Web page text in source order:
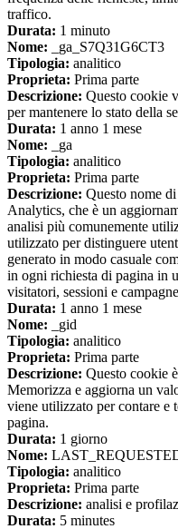
traffico.
Durata: 1 minuto
Nome: _ga_S7Q31G6CT3
Tipologia: analitico
Proprieta: Prima parte
Descrizione: Questo cookie
per mantenere lo stato della
Durata: 1 anno 1 mese
Nome: _ga
Tipologia: analitico
Proprieta: Prima parte
Descrizione: Questo nome
Analytics, che è un
analisi più comunemente
utilizzato per distinguere
generato in modo casuale
in ogni richiesta di pagina in
visitatori, sessioni e
Durata: 1 anno 1 mese
Nome: _gid
Tipologia: analitico
Proprieta: Prima parte
Descrizione: Questo cookie
Memorizza e aggiorna un
viene utilizzato per contare e
pagina.
Durata: 1 giorno
Nome:
Tipologia: analitico
Proprieta: Prima parte
Descrizione: analisi e
Durata: 5 minutes